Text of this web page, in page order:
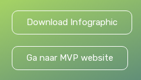
Download Infographic
Ga naar MVP website